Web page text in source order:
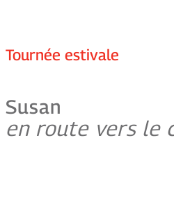
Susan
en route vers le
Tournée estivale